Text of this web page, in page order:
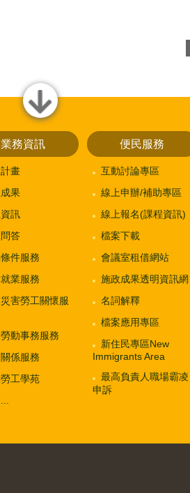
close
業務資訊
畫
果
訊
答
件服務
業服務
害勞工關懷服
動事務服務
係服務
工學苑
便民服務
互動討論專區
線上申辦/補助專區
線上報名(課程資訊)
檔案下載
會議室租借網站
施政成果透明資訊網
名詞解釋
檔案應用專區
新住民專區New
Immigrants Area
最高負責人職場霸凌
申訴